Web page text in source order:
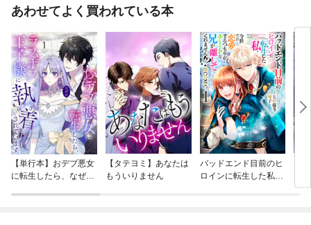
あわせてよく買われている本
【単行本】おデブ悪女
に転生したら、なぜか
【タテヨミ】あなたは
もういりません
バッドエンド目前のヒ
ロインに転生した私、